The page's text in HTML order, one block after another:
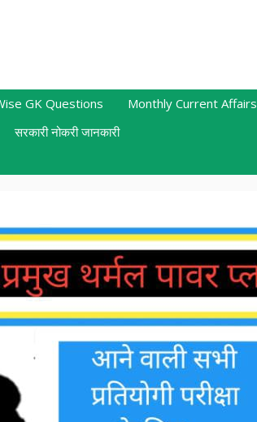
GK Questions Monthly Current Affairs
सरकारी नोकरी जानकारी